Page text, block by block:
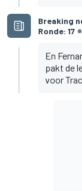
Breaking
Ronde: 17
En
pakt de
voor